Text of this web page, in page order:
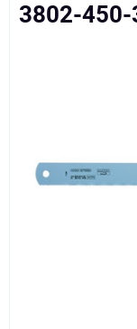
3802-